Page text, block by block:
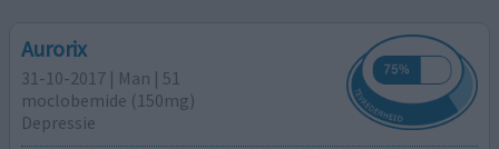
Aurorix
31-10-2017 | Man | 51
moclobemide (150mg)
Depressie